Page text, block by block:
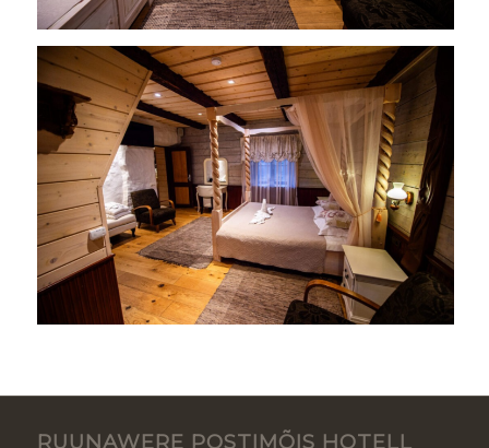
RUUNAWERE POSTIMÕIS HOTELL